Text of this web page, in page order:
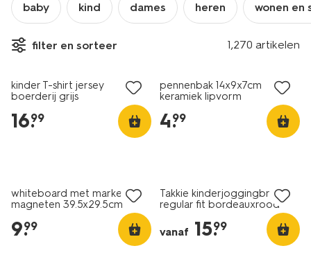
baby kind dames heren wonen en
filter en sorteer 1,270 artikelen
nieuw
kinder T-shirt jersey
boerderij grijs
16.
99
pennenbak 14x9x7cm
keramiek lipvorm
4.
99
whiteboard met marker en
magneten 39.5x29.5cm
9.
99
Takkie kinderjoggingbroek
regular fit bordeauxrood
vanaf 15.
99